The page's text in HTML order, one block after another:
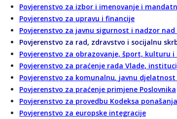
Povjerenstvo za izbor i imenovanje i
Povjerenstvo za upravu i financije
Povjerenstvo za javnu sigurnost i nadzor
Povjerenstvo za rad, zdravstvo i socijalnu
Povjerenstvo za obrazovanje, šport, kulturu
Povjerenstvo za praćenje rada Vlade,
Povjerenstvo za komunalnu, javnu
Povjerenstvo za praćenje primjene Poslovnika
Povjerenstvo za provedbu Kodeksa
Povjerenstvo za europske integracije